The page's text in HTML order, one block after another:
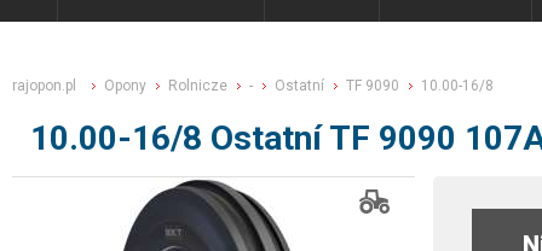
rajopon.pl Opony Rolnicze - Ostatní TF 9090 10.00-16/8
10.00-16/8 Ostatní TF 9090